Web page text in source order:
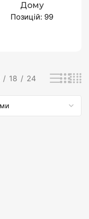
Дому
Позицій: 99
18 24